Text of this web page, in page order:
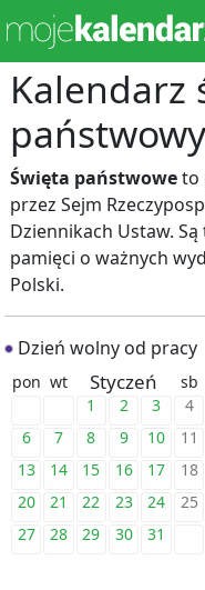
Kalendarz
Święta państwoweto
przez Sejm
Dziennikach Ustaw.
pamięci o ważnych
Polski.
Dzień wolny od pracy
pon wt Styczeń sb
1
2 3 4
6
7 8 9 10 11
13
14 15 16 17 18
20
21 22 23 24 25
27
28 29 30 31